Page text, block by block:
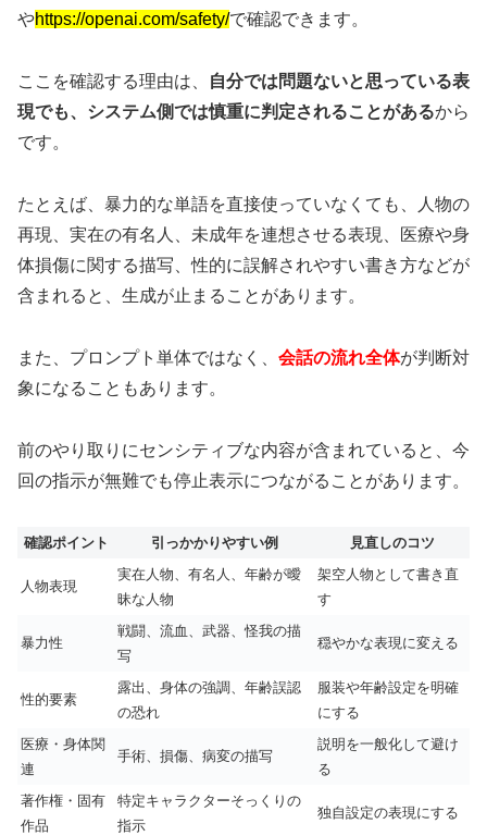
やhttps://openai.com/safety/で確認できます。
ここを確認する理由は、
自分では問題ないと思っている表
現でも、システム側では慎重に判定されることがあるから
です。
たとえば、暴力的な単語を直接使っていなくても、人物の
再現、実在の有名人、未成年を連想させる表現、医療や身
体損傷に関する描写、性的に誤解されやすい書き方などが
含まれると、生成が止まることがあります。
また、プロンプト単体ではなく、 会話の流れ全体が判断対
象になることもあります。
前のやり取りにセンシティブな内容が含まれていると、今
回の指示が無難でも停止表示につながることがあります。
確認ポイント 引っかかりやすい例 見直しのコツ
人物表現
実在人物、有名人、年齢が曖
昧な人物
架空人物として書き直
す
暴力性
戦闘、流血、武器、怪我の描
写
穏やかな表現に変える
性的要素
露出、身体の強調、年齢誤認
の恐れ
服装や年齢設定を明確
にする
医療・身体関
連
手術、損傷、病変の描写
説明を一般化して避け
る
著作権・固有
作品
特定キャラクターそっくりの
指示
独自設定の表現にする